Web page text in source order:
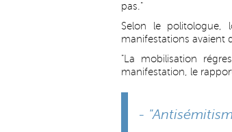
pas."
Selon le politologue,
manifestations avaient
"La mobilisation
manifestation, le
-